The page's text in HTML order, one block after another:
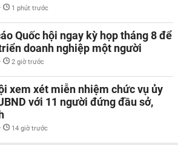
1 phút trước
Quốc hội ngay kỳ họp tháng 8 để
doanh nghiệp một người
2 giờ trước
xem xét miễn nhiệm chức vụ ủy
với 11 người đứng đầu sở,
14 giờ trước